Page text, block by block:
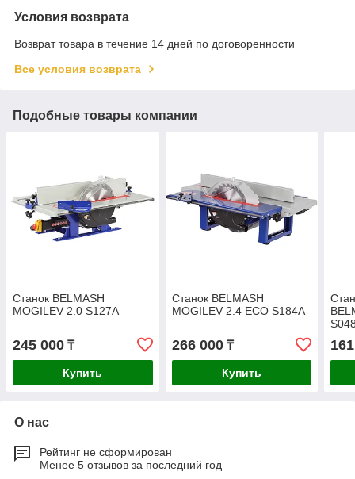
Условия возврата
Возврат товара в течение 14 дней по договоренности
Все условия возврата
Подобные товары компании
Станок BELMASH
MOGILEV 2.0 S127A
245 000 ₸
Купить
Станок BELMASH
MOGILEV 2.4 ECO S184A
266 000₸
Купить
О нас
Рейтинг не сформирован
Менее 5 отзывов за последний год